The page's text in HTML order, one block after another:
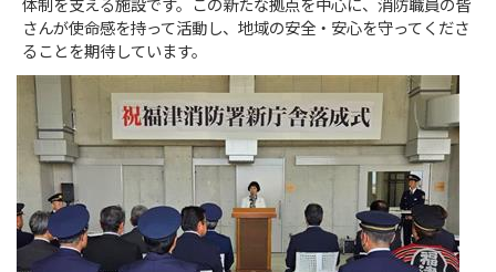
体制を支える施設です。この新たな拠点を中心に、消防職員の皆
さんが使命感を持って活動し、地域の安全・安心を守ってくださ
ることを期待しています。